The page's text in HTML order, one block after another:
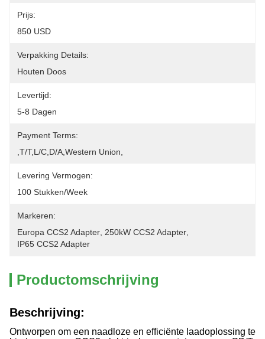
Prijs:
850 USD
Verpakking Details:
Houten Doos
Levertijd:
5-8 Dagen
Payment Terms:
,T/T,L/C,D/A,Western Union,
Levering Vermogen:
100 Stukken/week
Markeren:
Europa CCS2 Adapter 250kW CCS2 Adapter
IP65 CCS2 Adapter
Productomschrijving
Beschrijving:
Ontworpen om een naadloze en efficiënte laadoplossing te